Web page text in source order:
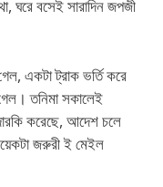
ঘরে বসেই সারাদিন জপজী
একটা ট্রাক ভর্তি করে
তনিমা সকালেই
করেছে, আদেশ চলে
জরুরী ই মেইল